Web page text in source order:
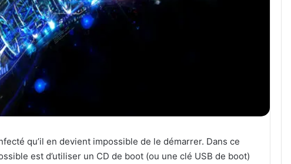
qu’il en devient impossible de le démarrer. Dans ce
est d’utiliser un CD de boot (ou une clé USB de boot)